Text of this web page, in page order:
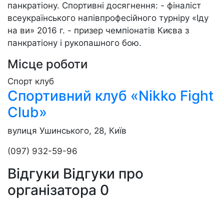
панкратіону. Спортивні досягнення: - фіналіст
всеукраїнського напівпрофесійного турніру «Іду
на ви» 2016 г. - призер чемпіонатів Києва з
панкратіону і рукопашного бою.
Місце роботи
Спорт клуб
Спортивний клуб «Nikko Fight
Club»
вулиця Ушинського, 28, Київ
(097) 932-59-96
Відгуки Відгуки про
організатора 0